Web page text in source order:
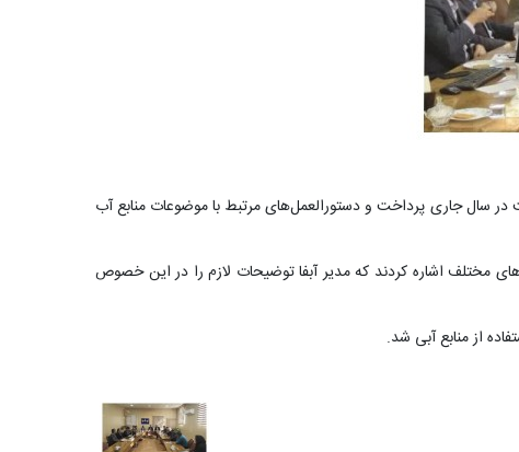
سال جاری پرداخت و دستورالعمل‌های مرتبط با موضوعات منابع آب
مختلف اشاره کردند که مدیر آبفا توضیحات لازم را در این خصوص
از منابع آبی شد.